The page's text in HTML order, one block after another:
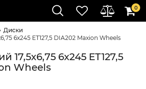
0
Диски
6х245 ET127,5 DIA202 Maxion Wheels
17,5х6,75 6х245 ET127,5
Wheels